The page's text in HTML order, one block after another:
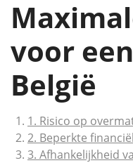
voor
België
1. Risico op
2. Beperkte
3. Afhankelijkheid